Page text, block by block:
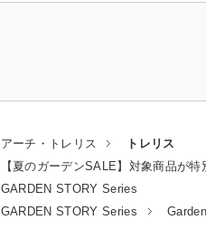
アーチ・トレリス
トレリス
【夏のガーデンSALE】対象商品が
GARDEN STORY Series
GARDEN STORY Series